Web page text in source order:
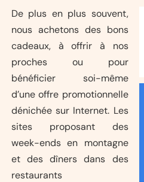
De plus en plus souvent,
nous achetons des bons
cadeaux, à offrir à nos
proches ou pour
bénéficier soi-même
d’une offre promotionnelle
dénichée sur Internet. Les
sites proposant des
week-ends en montagne
et des dîners dans des
restaurants